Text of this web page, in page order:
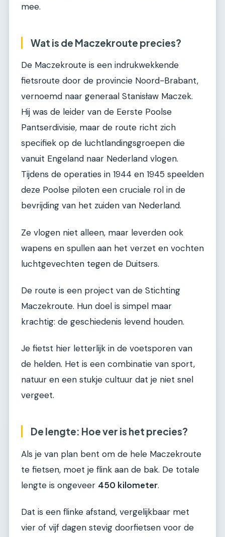
mee.
Wat is de Maczekroute precies?
De Maczekroute is een indrukwekkende
fietsroute door de provincie Noord-Brabant,
vernoemd naar generaal Stanisław Maczek.
Hij was de leider van de Eerste Poolse
Pantserdivisie, maar de route richt zich
specifiek op de luchtlandingsgroepen die
vanuit Engeland naar Nederland vlogen.
Tijdens de operaties in 1944 en 1945 speelden
deze Poolse piloten een cruciale rol in de
bevrijding van het zuiden van Nederland.
Ze vlogen niet alleen, maar leverden ook
wapens en spullen aan het verzet en vochten
luchtgevechten tegen de Duitsers.
De route is een project van de Stichting
Maczekroute. Hun doel is simpel maar
krachtig: de geschiedenis levend houden.
Je fietst hier letterlijk in de voetsporen van
de helden. Het is een combinatie van sport,
natuur en een stukje cultuur dat je niet snel
vergeet.
De lengte: Hoe ver is het precies?
Als je van plan bent om de hele Maczekroute
te fietsen, moet je flink aan de bak. De totale
lengte is ongeveer 450 kilometer.
Dat is een flinke afstand, vergelijkbaar met
vier of vijf dagen stevig doorfietsen voor de